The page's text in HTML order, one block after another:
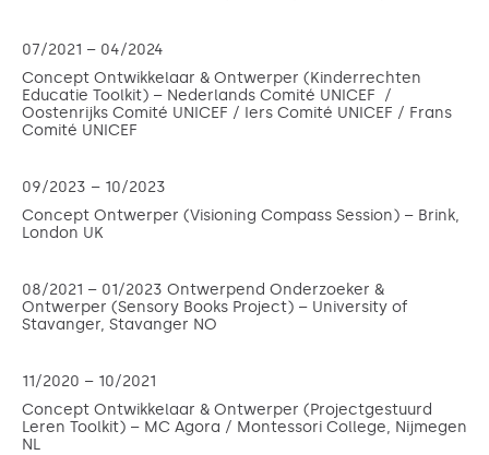
07/2021 – 04/2024
Concept Ontwikkelaar & Ontwerper (Kinderrechten
Educatie Toolkit) – Nederlands Comité UNICEF /
Oostenrijks Comité UNICEF / Iers Comité UNICEF / Frans
Comité UNICEF
09/2023 – 10/2023
Concept Ontwerper (Visioning Compass Session) – Brink,
London UK
08/2021 – 01/2023 Ontwerpend Onderzoeker &
Ontwerper (Sensory Books Project) – University of
Stavanger, Stavanger NO
11/2020 – 10/2021
Concept Ontwikkelaar & Ontwerper (Projectgestuurd
Leren Toolkit) – MC Agora / Montessori College, Nijmegen
NL